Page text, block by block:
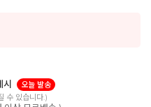
오늘 발송
수 있습니다.)